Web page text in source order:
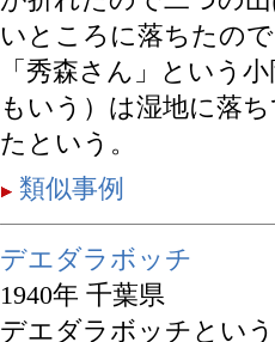
いところに落ちたの
「秀森さん」という
もいう）は湿地に落
たという。
類似事例
デエダラボッチ
1940年 千葉県
デエダラボッチとい